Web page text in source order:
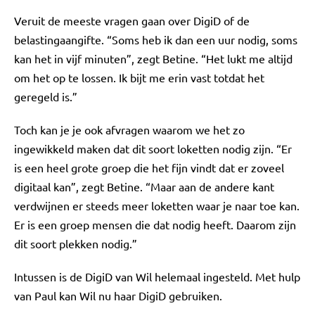
Veruit de meeste vragen gaan over DigiD of de
belastingaangifte. “Soms heb ik dan een uur nodig, soms
kan het in vijf minuten”, zegt Betine. “Het lukt me altijd
om het op te lossen. Ik bijt me erin vast totdat het
geregeld is.”
Toch kan je je ook afvragen waarom we het zo
ingewikkeld maken dat dit soort loketten nodig zijn. “Er
is een heel grote groep die het fijn vindt dat er zoveel
digitaal kan”, zegt Betine. “Maar aan de andere kant
verdwijnen er steeds meer loketten waar je naar toe kan.
Er is een groep mensen die dat nodig heeft. Daarom zijn
dit soort plekken nodig.”
Intussen is de DigiD van Wil helemaal ingesteld. Met hulp
van Paul kan Wil nu haar DigiD gebruiken.